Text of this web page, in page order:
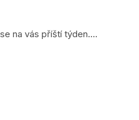
na vás příští týden.…